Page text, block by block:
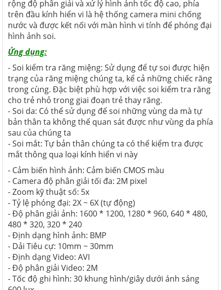
rộng độ phân giải và xử lý hình ảnh tốc độ cao, phía
trên đầu kính hiển vi là hệ thống camera mini chống
nước và được kết nối với màn hình vi tính để phóng đại
hình ảnh soi.
Ứng dụng:
- Soi kiểm tra răng miệng: Sử dụng để tự soi được hiện
trạng của răng miệng chúng ta, kể cả những chiếc răng
trong cùng. Đặc biệt phù hợp với việc soi kiểm tra răng
cho trẻ nhỏ trong giai đoạn trẻ thay răng.
- Soi da: Có thể sử dụng để soi những vùng da mà tự
bản thân ta không thể quan sát được như vùng da phía
sau của chúng ta
- Soi mắt: Tự bản thân chúng ta có thể kiểm tra được
mắt thông qua loại kính hiển vi này
- Cảm biến hình ảnh: Cảm biến CMOS màu
- Camera độ phân giải tối đa: 2M pixel
- Zoom kỹ thuật số: 5x
- Tỷ lệ phóng đại: 2X ~ 6X (tự động)
- Độ phân giải ảnh: 1600 * 1200, 1280 * 960, 640 * 480,
480 * 320, 320 * 240
- Định dạng hình ảnh: BMP
- Dải Tiêu cự: 10mm ~ 30mm
- Định dạng Video: AVI
- Độ phân giải Video: 2M
- Tốc độ ghi hình: 30 khung hình/giây dưới ánh sáng